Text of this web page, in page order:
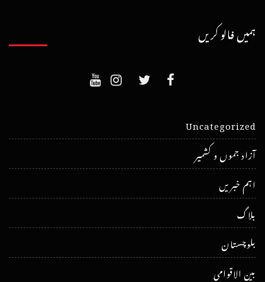
ہمیں فالو کریں
Uncategorized
آزاد جموں و کشمیر
اہم خبریں
بلاگ
بلوچستان
بین الاقوامی